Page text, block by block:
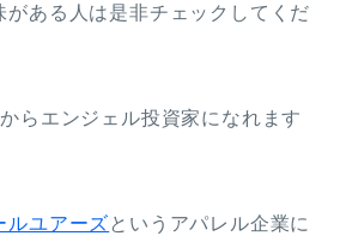
がある人は是非チェックしてくだ
らエンジェル投資家になれます
ルユアーズ というアパレル企業に